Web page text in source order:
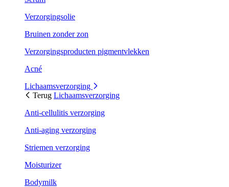
Verzorgingsolie
Bruinen zonder zon
Verzorgingsproducten pigmentvlekken
Acné
Lichaamsverzorging
Terug Lichaamsverzorging
Anti-cellulitis verzorging
Anti-aging verzorging
Striemen verzorging
Moisturizer
Bodymilk